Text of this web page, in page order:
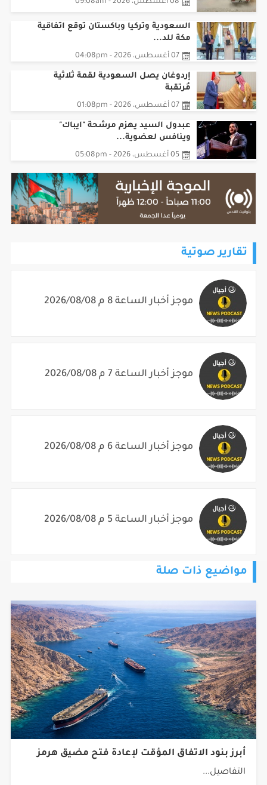
08 أغسطس، 2026 - 09:08am
السعودية وتركيا وباكستان توقع اتفاقية
مكة للد...
07 أغسطس، 2026 - 04:08pm
إردوغان يصل السعودية لقمة ثلاثية
مُرتقبة
07 أغسطس، 2026 - 01:08pm
عبدول السيد يهزم مرشحة "ايباك"
وينافس لعضوية...
05 أغسطس، 2026 - 05:08pm
تقارير صوتية
موجز أخبار الساعة 8 م 2026/08/08
موجز أخبار الساعة 7 م 2026/08/08
موجز أخبار الساعة 6 م 2026/08/08
موجز أخبار الساعة 5 م 2026/08/08
مواضيع ذات صلة
أبرز بنود الاتفاق المؤقت لإعادة فتح مضيق هرمز
التفاصيل...